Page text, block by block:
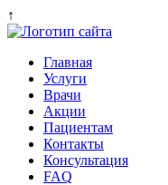
↑
Главная
Услуги
Врачи
Акции
Пациентам
Контакты
Консультация
FAQ